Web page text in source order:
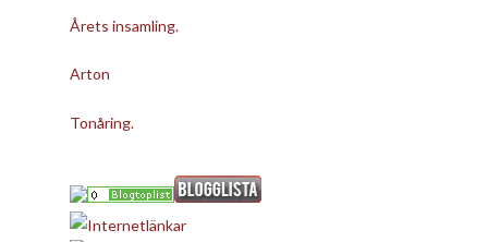
Årets insamling.
Arton
Tonåring.